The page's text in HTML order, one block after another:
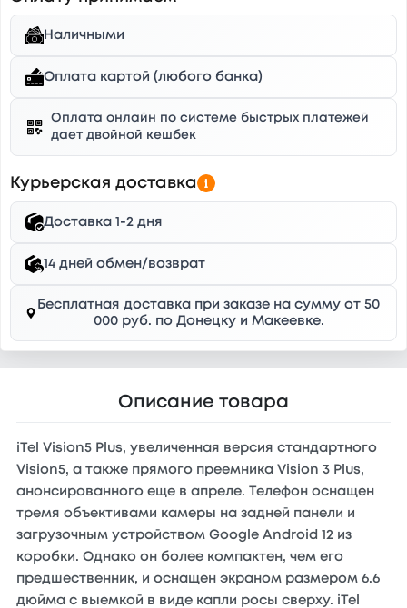
Наличными
Оплата картой (любого банка)
Оплата онлайн по системе быстрых платежей
дает двойной кешбек
Курьерская доставка
Доставка 1-2 дня
14 дней обмен/возврат
Бесплатная доставка при заказе на сумму от 50
000 руб. по Донецку и Макеевке.
Описание товара
iTel Vision5 Plus, увеличенная версия стандартного
Vision5, а также прямого преемника Vision 3 Plus,
анонсированного еще в апреле. Телефон оснащен
тремя объективами камеры на задней панели и
загрузочным устройством Google Android 12 из
коробки. Однако он более компактен, чем его
предшественник, и оснащен экраном размером 6.6
дюйма с выемкой в виде капли росы сверху. iTel